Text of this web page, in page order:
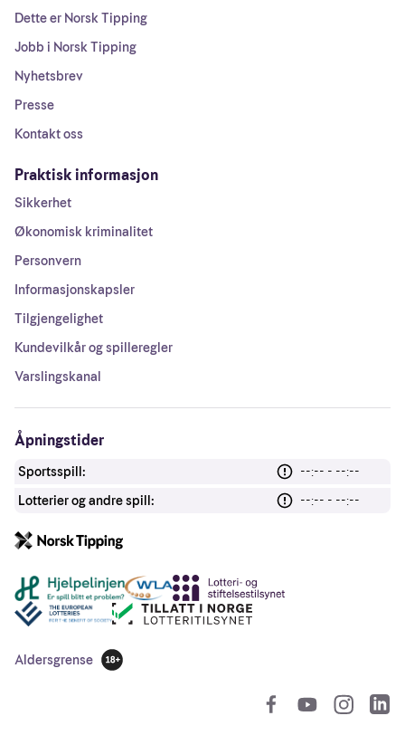
Dette er Norsk Tipping
Jobb i Norsk Tipping
Nyhetsbrev
Presse
Kontakt oss
Praktisk informasjon
Sikkerhet
Økonomisk kriminalitet
Personvern
Informasjonskapsler
Tilgjengelighet
Kundevilkår og spilleregler
Varslingskanal
Åpningstider
Sportsspill:
--:-- - --:--
Lotterier og andre spill:
--:-- - --:--
Andre lenker
Aldersgrense
18 år